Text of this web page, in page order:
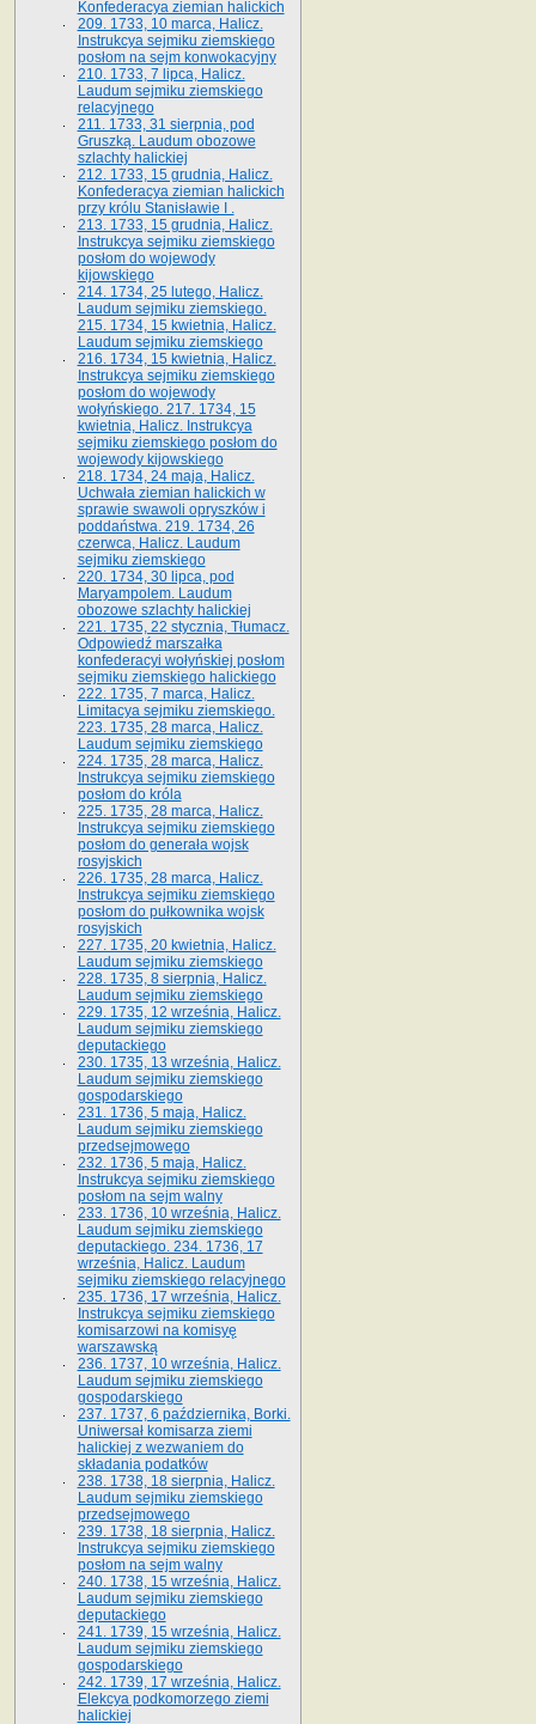
Konfederacya ziemian halickich­
209. 1733, 10 marca, Halicz.
Instrukcya sejmiku ziemskiego
posłom na sejm konwokacyjny
210. 1733, 7 lipca, Halicz.
Laudum sejmiku ziemskiego
relacyjnego
211. 1733, 31 sierpnia, pod
Gruszką. Laudum obozowe
szlachty halickiej
212. 1733, 15 grudnia, Halicz.
Konfederacya ziemian halickich
przy królu Stanisławie I .
213. 1733, 15 grudnia, Halicz.
Instrukcya sejmiku ziemskiego
posłom do wojewody
kijowskiego
214. 1734, 25 lutego, Halicz.
Laudum sejmiku ziemskiego.
215. 1734, 15 kwietnia, Halicz.
Laudum sejmiku ziemskiego
216. 1734, 15 kwietnia, Halicz.
Instrukcya sejmiku ziemskiego
posłom do wojewody
wołyńskiego. 217. 1734, 15
kwietnia, Halicz. Instrukcya
sejmiku ziemskiego posłom do
wojewody kijowskiego
218. 1734, 24 maja, Halicz.
Uchwała ziemian halickich w
sprawie swawoli opryszków i
poddaństwa. 219. 1734, 26
czerwca, Halicz. Laudum
sejmiku ziemskiego
220. 1734, 30 lipca, pod
Maryampolem. Laudum
obozowe szlachty halickiej
221. 1735, 22 stycznia, Tłumacz.
Odpowiedź marszałka
konfederacyi wołyńskiej posłom
sejmiku ziemskiego halickiego
222. 1735, 7 marca, Halicz.
Limitacya sejmiku ziemskiego.
223. 1735, 28 marca, Halicz.
Laudum sejmiku ziemskiego
224. 1735, 28 marca, Halicz.
Instrukcya sejmiku ziemskiego
posłom do króla
225. 1735, 28 marca, Halicz.
Instrukcya sejmiku ziemskiego
posłom do generała wojsk
rosyjskich
226. 1735, 28 marca, Halicz.
Instrukcya sejmiku ziemskiego
posłom do pułkownika wojsk
rosyjskich
227. 1735, 20 kwietnia, Halicz.
Laudum sejmiku ziemskiego
228. 1735, 8 sierpnia, Halicz.
Laudum sejmiku ziemskiego
229. 1735, 12 września, Halicz.
Laudum sejmiku ziemskiego
deputackiego
230. 1735, 13 września, Halicz.
Laudum sejmiku ziemskiego
gospodarskiego
231. 1736, 5 maja, Halicz.
Laudum sejmiku ziemskiego
przedsejmowego
232. 1736, 5 maja, Halicz.
Instrukcya sejmiku ziemskiego
posłom na sejm walny
233. 1736, 10 września, Halicz.
Laudum sejmiku ziemskiego
deputackiego. 234. 1736, 17
września, Halicz. Laudum
sejmiku ziemskiego relacyjnego
235. 1736, 17 września, Halicz.
Instrukcya sejmiku ziemskiego
komisarzowi na komisyę
warszawską
236. 1737, 10 września, Halicz.
Laudum sejmiku ziemskiego
gospodarskiego
237. 1737, 6 października, Borki.
Uniwersał komisarza ziemi
halickiej z wezwaniem do
składania podatków
238. 1738, 18 sierpnia, Halicz.
Laudum sejmiku ziemskiego
przedsejmowego
239. 1738, 18 sierpnia, Halicz.
Instrukcya sejmiku ziemskiego
posłom na sejm walny
240. 1738, 15 września, Halicz.
Laudum sejmiku ziemskiego
deputackiego
241. 1739, 15 września, Halicz.
Laudum sejmiku ziemskiego
gospodarskiego
242. 1739, 17 września, Halicz.
Elekcya podkomorzego ziemi
halickiej